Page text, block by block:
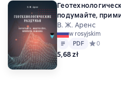
подумайте,
В. Ж. Аренс
w rosyjskim
Tekst
PDF
PDF Средний
0
5,68 zł